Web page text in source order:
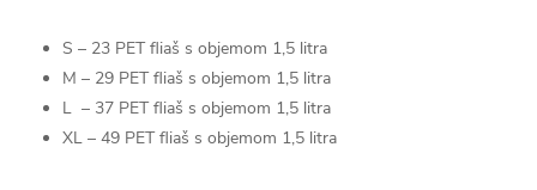
S – 23 PET fliaš s objemom 1,5 litra
M – 29 PET fliaš s objemom 1,5 litra
L – 37 PET fliaš s objemom 1,5 litra
XL – 49 PET fliaš s objemom 1,5 litra